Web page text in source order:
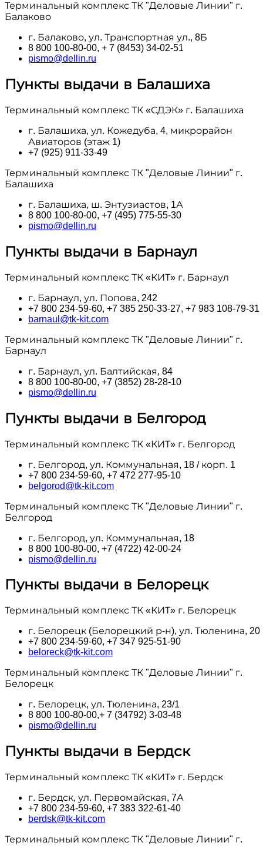
Терминальный комплекс ТК "Деловые Линии" г.
Балаково
г. Балаково, ул. Транспортная ул., 8Б
8 800 100‑80-00, + 7 (8453) 34-02-51
pismo@dellin.ru
Пункты выдачи в Балашиха
Терминальный комплекс ТК «СДЭК» г. Балашиха
г. Балашиха, ул. Кожедуба, 4, микрорайон
Авиаторов (этаж 1)
+7 (925) 911-33-49
Терминальный комплекс ТК "Деловые Линии" г.
Балашиха
г. Балашиха, ш. Энтузиастов, 1А
8 800 100‑80-00, +7 (495) 775-55-30
pismo@dellin.ru
Пункты выдачи в Барнаул
Терминальный комплекс ТК «КИТ» г. Барнаул
г. Барнаул, ул. Попова, 242
+7 800 234-59-60, +7 385 250-33-27, +7 983 108-79-31
barnaul@tk-kit.com
Терминальный комплекс ТК "Деловые Линии" г.
Барнаул
г. Барнаул, ул. Балтийская, 84
8 800 100‑80-00, +7 (3852) 28-28-10
pismo@dellin.ru
Пункты выдачи в Белгород
Терминальный комплекс ТК «КИТ» г. Белгород
г. Белгород, ул. Коммунальная, 18 / корп. 1
+7 800 234-59-60, +7 472 277-95-10
belgorod@tk-kit.com
Терминальный комплекс ТК "Деловые Линии" г.
Белгород
г. Белгород, ул. Коммунальная, 18
8 800 100‑80-00, +7 (4722) 42-00-24
pismo@dellin.ru
Пункты выдачи в Белорецк
Терминальный комплекс ТК «КИТ» г. Белорецк
г. Белорецк (Белорецкий р-н), ул. Тюленина, 20
+7 800 234-59-60, +7 347 925-51-90
beloreck@tk-kit.com
Терминальный комплекс ТК "Деловые Линии" г.
Белорецк
г. Белорецк, ул. Тюленина, 23/1
8 800 100‑80-00,+ 7 (34792) 3-03-48
pismo@dellin.ru
Пункты выдачи в Бердск
Терминальный комплекс ТК «КИТ» г. Бердск
г. Бердск, ул. Первомайская, 7А
+7 800 234-59-60, +7 383 322-61-40
berdsk@tk-kit.com
Терминальный комплекс ТК "Деловые Линии" г.